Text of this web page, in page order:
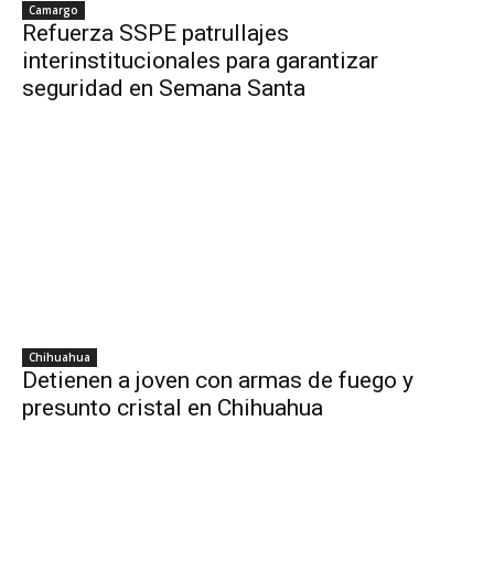
Camargo
Refuerza SSPE patrullajes
interinstitucionales para garantizar
seguridad en Semana Santa
Chihuahua
Detienen a joven con armas de fuego y
presunto cristal en Chihuahua